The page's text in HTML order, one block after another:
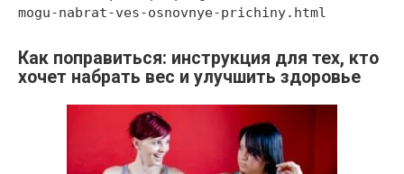
mogu-nabrat-ves-osnovnye-prichiny.html
Как поправиться: инструкция для тех, кто
хочет набрать вес и улучшить здоровье